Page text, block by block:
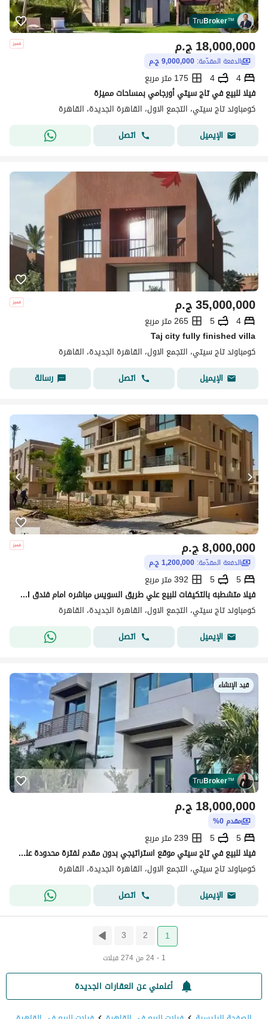
TruBroker™
ج.م18,000,000
الدفعة المقدّمة: 9,000,000 ج.م
4
4
175 متر مربع
فيلا للبيع في تاج سيتي أورجامي بمساحات مميزة
كومباوند تاج سيتي، التجمع الاول، القاهرة الجديدة، القاهرة
الإيميل
اتصل
ج.م35,000,000
4
5
265 متر مربع
Taj city fully finished villa
كومباوند تاج سيتي، التجمع الاول، القاهرة الجديدة، القاهرة
الإيميل
اتصل رسالة
ج.م8,000,000
الدفعة المقدّمة: 1,200,000 ج.م
5
5
392 متر مربع
فيلا متشطبه بالتكيفات للبيع علي طريق السويس مباشره امام فندق Kempinski Hotel في كمبوند تاج سيتي Taj city
كومباوند تاج سيتي، التجمع الاول، القاهرة الجديدة، القاهرة
الإيميل
اتصل
قيد الإنشاء
TruBroker™
ج.م18,000,000
مقدم 0%
5
5
239 متر مربع
فيلا للبيع في تاج سيتي موقع استراتيجي بدون مقدم لفترة محدودة علي أطول نظام سداد
كومباوند تاج سيتي، التجمع الاول، القاهرة الجديدة، القاهرة
الإيميل
اتصل
1
2
3
1 - 24 من 274 فيلات
أعلمني عن العقارات الجديدة